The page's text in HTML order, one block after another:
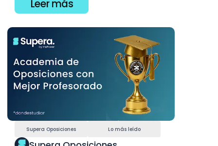
Leer más
Supera Oposiciones Lo más leído